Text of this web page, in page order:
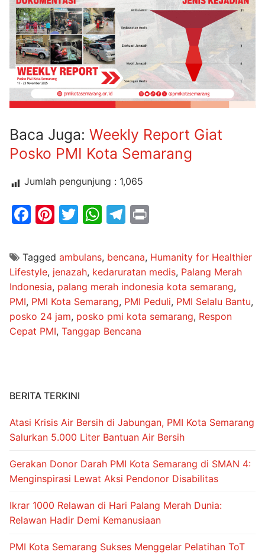
Baca Juga: Weekly Report Giat
Posko PMI Kota Semarang
Jumlah pengunjung : 1,065
Facebook
Pinterest
Twitter
WhatsApp
Telegram
Tagged ambulans, bencana, Humanity for Healthier
Lifestyle, jenazah, kedaruratan medis, Palang Merah
Indonesia, palang merah indonesia kota semarang,
PMI, PMI Kota Semarang, PMI Peduli, PMI Selalu Bantu,
posko 24 jam, posko pmi kota semarang, Respon
Cepat PMI, Tanggap Bencana
BERITA TERKINI
Atasi Krisis Air Bersih di Jabungan, PMI Kota Semarang
Salurkan 5.000 Liter Bantuan Air Bersih
Gerakan Donor Darah PMI Kota Semarang di SMAN 4:
Menginspirasi Lewat Aksi Pendonor Disabilitas
Ikrar 1000 Relawan di Hari Palang Merah Dunia:
Relawan Hadir Demi Kemanusiaan
PMI Kota Semarang Sukses Menggelar Pelatihan ToT